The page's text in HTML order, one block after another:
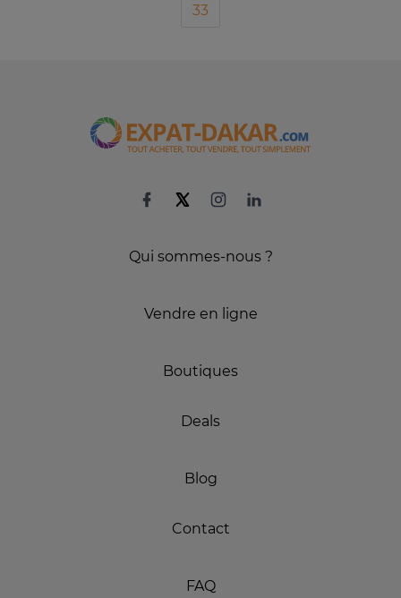
33
Qui sommes-nous ?
Vendre en ligne
Boutiques
Deals
Blog
Contact
FAQ